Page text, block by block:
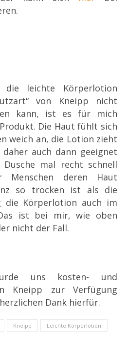
leichte Körperlotion
von Kneipp nicht
kann, ist es für mich
Die Haut fühlt sich
weich an, die Lotion zieht
auch dann geeignet
mal recht schnell
Menschen deren Haut
so trocken ist als die
die Körperlotion auch im
ist bei mir, wie oben
nicht der Fall.
uns kosten- und
Kneipp zur Verfügung
Dank hierfür.
Kneipp Leichte Körperlotion